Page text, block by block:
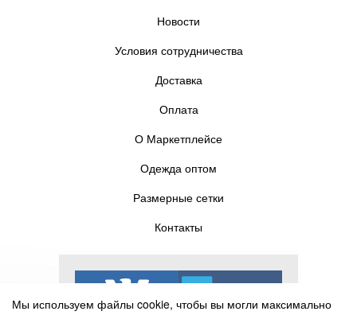
Новости
Условия сотрудничества
Доставка
Оплата
О Маркетплейсе
Одежда оптом
Размерные сетки
Контакты
Мы используем файлы cookie, чтобы вы могли максимально